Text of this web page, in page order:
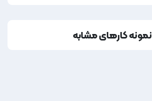
نمونه کارهای مشابه